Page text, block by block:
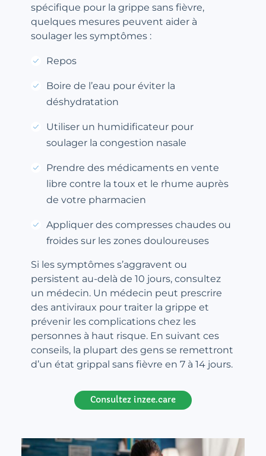
spécifique pour la grippe sans fièvre,
quelques mesures peuvent aider à
soulager les symptômes :
Repos
Boire de l’eau pour éviter la
déshydratation
Utiliser un humidificateur pour
soulager la congestion nasale
Prendre des médicaments en vente
libre contre la toux et le rhume auprès
de votre pharmacien
Appliquer des compresses chaudes ou
froides sur les zones douloureuses
Si les symptômes s’aggravent ou
persistent au-delà de 10 jours, consultez
un médecin. Un médecin peut prescrire
des antiviraux pour traiter la grippe et
prévenir les complications chez les
personnes à haut risque. En suivant ces
conseils, la plupart des gens se remettront
d’un état grippal sans fièvre en 7 à 14 jours.
Consultez inzee.care